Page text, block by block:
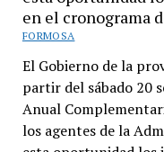
en el cronograma
FORMOSA
El Gobierno de la
partir del sábado 20
Anual
los agentes de la